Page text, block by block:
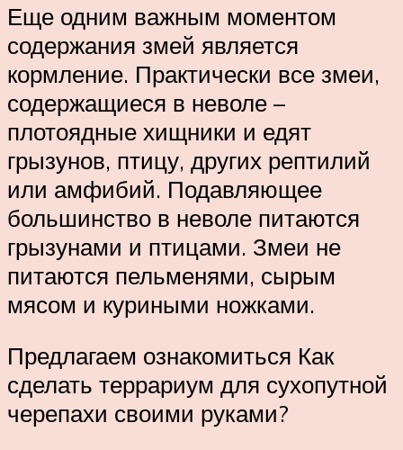
Еще одним важным моментом
содержания змей является
кормление. Практически все змеи,
содержащиеся в неволе –
плотоядные хищники и едят
грызунов, птицу, других рептилий
или амфибий. Подавляющее
большинство в неволе питаются
грызунами и птицами. Змеи не
питаются пельменями, сырым
мясом и куриными ножками.
Предлагаем ознакомиться Как
сделать террариум для сухопутной
черепахи своими руками?